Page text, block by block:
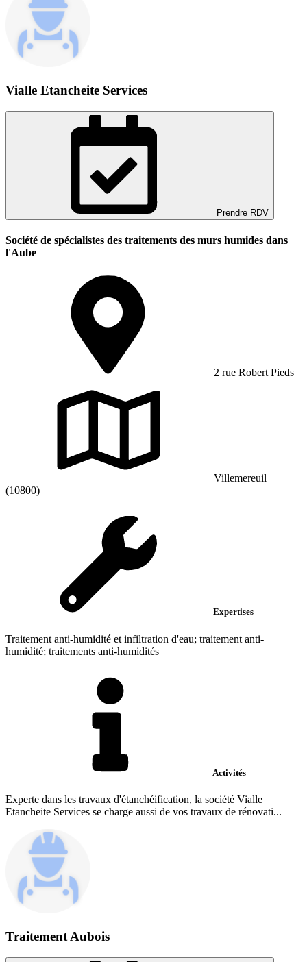
Vialle Etancheite Services
Prendre RDV
Société de spécialistes des traitements des murs humides dans
l'Aube
2 rue Robert Pieds
Villemereuil
(10800)
Expertises
Traitement anti-humidité et infiltration d'eau; traitement anti-
humidité; traitements anti-humidités
Activités
Experte dans les travaux d'étanchéification, la société Vialle
Etancheite Services se charge aussi de vos travaux de rénovati...
Traitement Aubois